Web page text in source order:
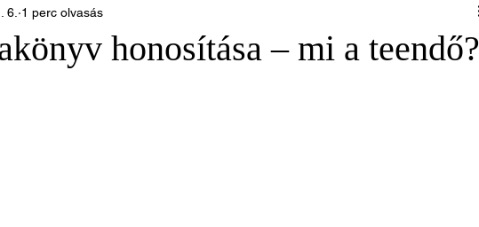
honosítása – mi a teendő?
6. 1 perc olvasás
5-ből.